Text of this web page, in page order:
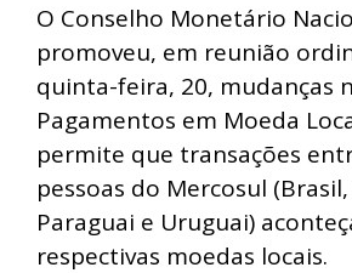
O Conselho Monetário
promoveu, em reunião
quinta-feira, 20, mudanças
Pagamentos em Moeda
permite que transações
pessoas do Mercosul
Paraguai e Uruguai)
respectivas moedas locais.